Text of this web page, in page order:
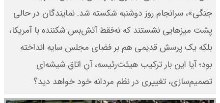
+ جدول
ثبت نام سایپا از امروز ۱۷ مرداد ۱۴۰۵
آغاز شد / خرید کوییک با پیش
پرداخت ۵۰۰ میلیون تومان + لینک
جنگی»، سرانجام روز دوشنبه شکسته شد. نمایندگان در حالی
پشت میزهایی ‌نشستند که نه‌فقط آتش‌بس شکننده با آمریکا،
بلکه یک پرسش قدیمی هم بر فضای مجلس سایه انداخته
بود؛ آیا این بار ترکیب هیئت‌رئیسه، آن اتاق شیشه‌ای
تصمیم‌سازی، تغییری در نظم مردانه خود خواهد دید؟